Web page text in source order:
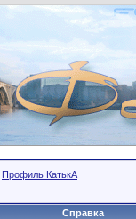
Профиль КатькА
Справка